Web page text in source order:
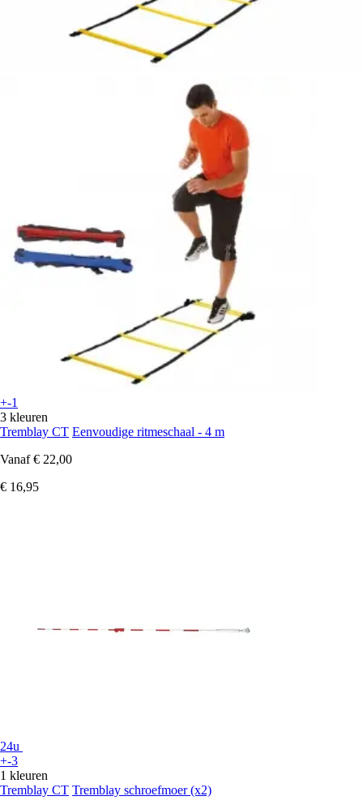
+-1
3 kleuren
Tremblay CT Eenvoudige ritmeschaal - 4 m
Vanaf € 22,00
€ 16,95
24u
+-3
1 kleuren
Tremblay CT Tremblay schroefmoer (x2)